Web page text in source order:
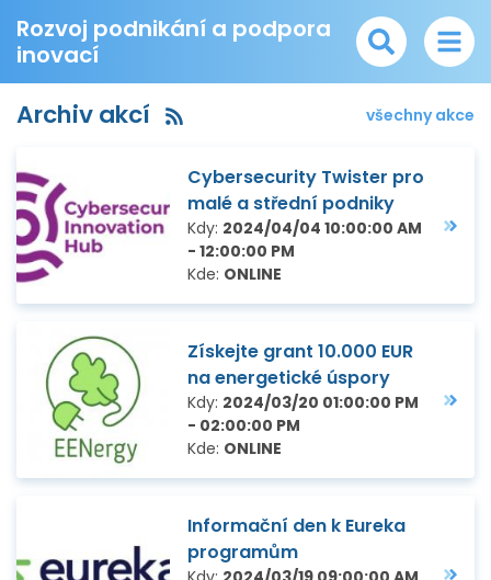
Rozvoj podnikání a podpora
inovací
Archiv akcí všechny akce
Cybersecurity Twister pro
malé a střední podniky
Kdy: 2024/04/04 10:00:00 AM
- 12:00:00 PM
Kde: ONLINE
Získejte grant 10.000 EUR
na energetické úspory
Kdy: 2024/03/20 01:00:00 PM
- 02:00:00 PM
Kde: ONLINE
Informační den k Eureka
programům